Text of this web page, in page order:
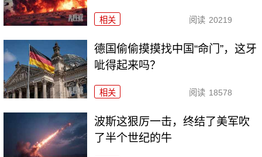
相关 阅读 20219
德国偷偷摸摸找中国“命门”，这牙
呲得起来吗？
相关 阅读 18578
波斯这狠厉一击，终结了美军吹
了半个世纪的牛